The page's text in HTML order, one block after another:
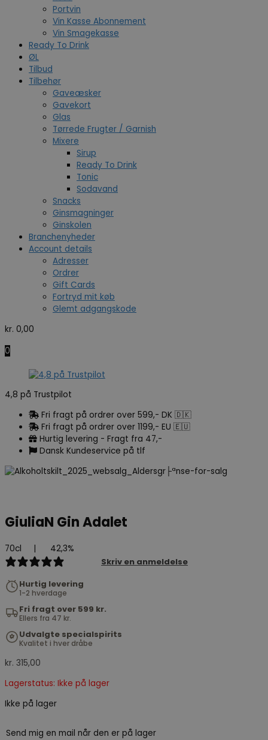
Portvin
Vin Kasse Abonnement
Vin Smagekasse
Ready To Drink
ØL
Tilbud
Tilbehør
Gaveæsker
Gavekort
Glas
Tørrede Frugter / Garnish
Mixere
Sirup
Ready To Drink
Tonic
Sodavand
Snacks
Ginsmagninger
Ginskolen
Branchenyheder
Account details
Adresser
Ordrer
Gift Cards
Fortryd mit køb
Glemt adgangskode
kr. 0,00
0
4,8 på Trustpilot
Fri fragt på ordrer over 599,- DK 🇩🇰
Fri fragt på ordrer over 1199,- EU 🇪🇺
Hurtig levering - Fragt fra 47,-
Dansk Kundeservice på tlf
GiuliaN Gin Adalet
70cl 42,3%
Skriv en anmeldelse
Hurtig levering
1-2 hverdage
Fri fragt over 599 kr.
Ellers fra 47 kr.
Udvalgte specialspirits
Kvalitet i hver dråbe
kr. 315,00
Lagerstatus: Ikke på lager
Ikke på lager
Send mig en mail når den er på lager